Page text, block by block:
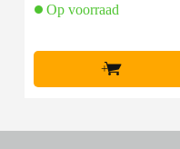
Op voorraad
+